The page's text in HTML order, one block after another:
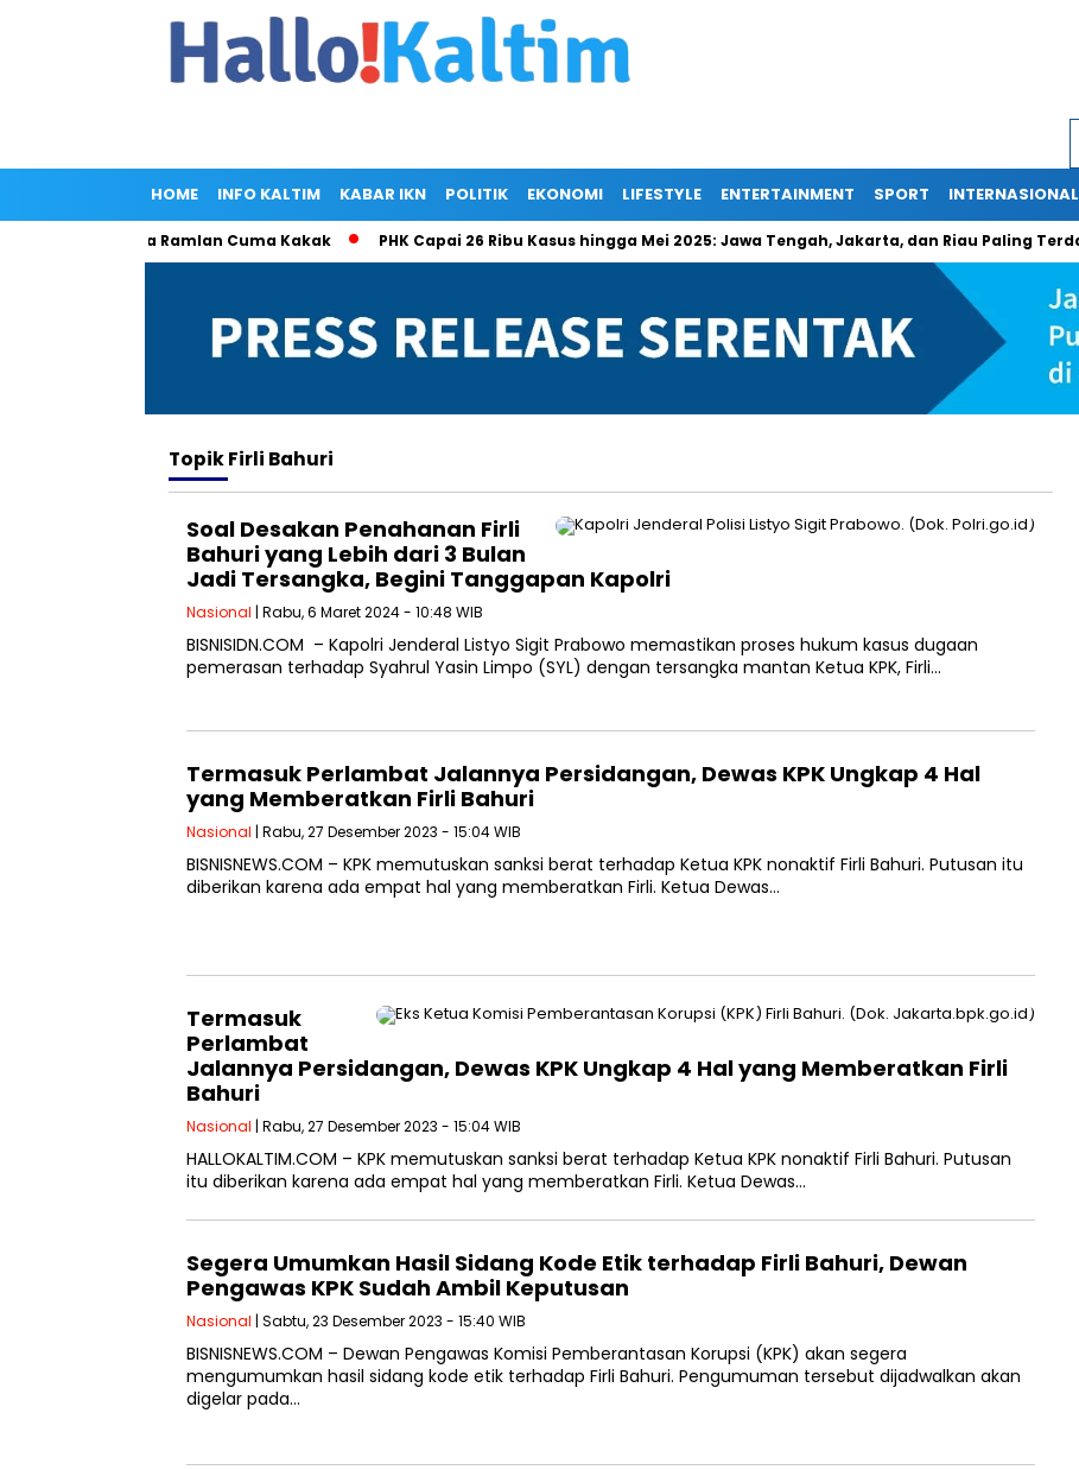
HOME INFO KALTIM KABAR IKN POLITIK EKONOMI LIFESTYLE ENTERTAINMENT SPORT INTERNASIONAL
Olla Ramlan Cuma Kakak PHK Capai 26 Ribu Kasus hingga Mei 2025: Jawa Tengah, Jakarta, dan Riau Paling Terdampak
TopikFirli Bahuri
Soal Desakan Penahanan Firli
Bahuri yang Lebih dari 3 Bulan
Jadi Tersangka, Begini Tanggapan Kapolri
Nasional | Rabu, 6 Maret 2024 - 10:48 WIB
BISNISIDN.COM – Kapolri Jenderal Listyo Sigit Prabowo memastikan proses hukum kasus dugaan
pemerasan terhadap Syahrul Yasin Limpo (SYL) dengan tersangka mantan Ketua KPK, Firli…
Termasuk Perlambat Jalannya Persidangan, Dewas KPK Ungkap 4 Hal
yang Memberatkan Firli Bahuri
Nasional | Rabu, 27 Desember 2023 - 15:04 WIB
BISNISNEWS.COM – KPK memutuskan sanksi berat terhadap Ketua KPK nonaktif Firli Bahuri. Putusan itu
diberikan karena ada empat hal yang memberatkan Firli. Ketua Dewas…
Termasuk
Perlambat
Jalannya Persidangan, Dewas KPK Ungkap 4 Hal yang Memberatkan Firli
Bahuri
Nasional | Rabu, 27 Desember 2023 - 15:04 WIB
HALLOKALTIM.COM – KPK memutuskan sanksi berat terhadap Ketua KPK nonaktif Firli Bahuri. Putusan
itu diberikan karena ada empat hal yang memberatkan Firli. Ketua Dewas…
Segera Umumkan Hasil Sidang Kode Etik terhadap Firli Bahuri, Dewan
Pengawas KPK Sudah Ambil Keputusan
Nasional | Sabtu, 23 Desember 2023 - 15:40 WIB
BISNISNEWS.COM – Dewan Pengawas Komisi Pemberantasan Korupsi (KPK) akan segera
mengumumkan hasil sidang kode etik terhadap Firli Bahuri. Pengumuman tersebut dijadwalkan akan
digelar pada…